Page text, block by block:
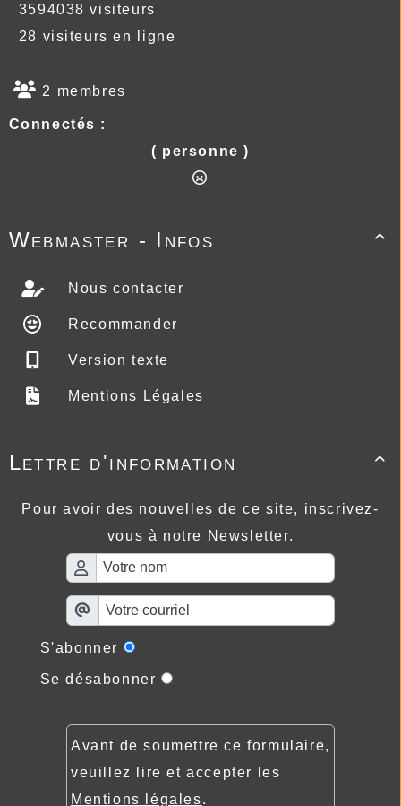
3594038 visiteurs
28 visiteurs en ligne
2 membres
Connectés :
( personne )

Webmaster - Infos
Nous contacter
Recommander
Version texte
Mentions Légales

Lettre d'information
Pour avoir des nouvelles de ce site, inscrivez-
vous à notre Newsletter.
S'abonner
Se désabonner
Avant de soumettre ce formulaire,
veuillez lire et accepter les
Mentions légales.